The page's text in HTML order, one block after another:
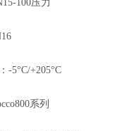
100压力
-5°C/+205°C
系列